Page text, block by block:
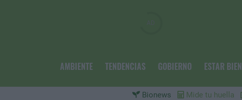
AMBIENTE TENDENCIAS GOBIERNO ESTAR BIEN
Bionews Mide tu huella